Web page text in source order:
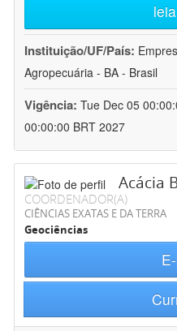
Instituição/UF/País:
Agropecuária - BA - Brasil
Vigência: Tue Dec 05
00:00:00 BRT 2027
Acácia
COORDENADOR(A)
CIÊNCIAS EXATAS E DA TERRA
Geociências